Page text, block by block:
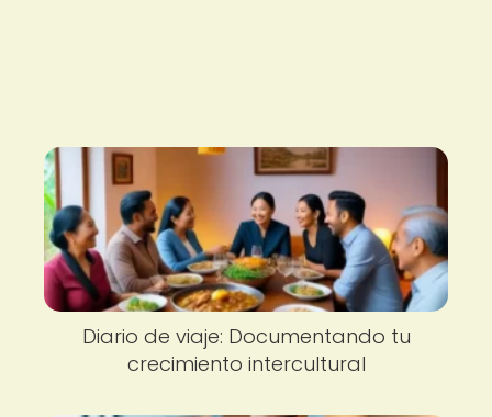
Diario de viaje: Documentando tu
crecimiento intercultural